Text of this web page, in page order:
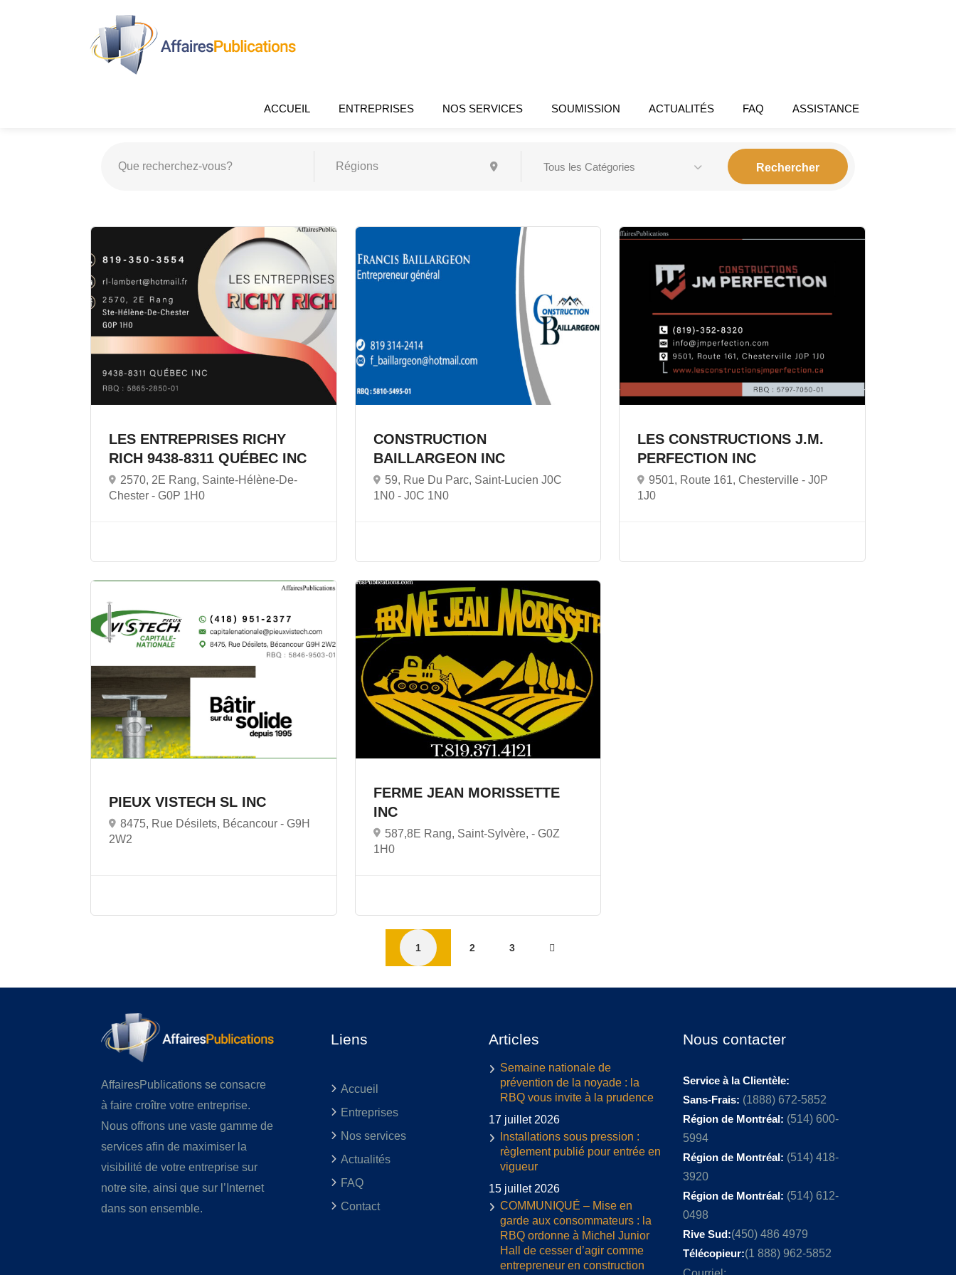
ACCUEIL ENTREPRISES NOS SERVICES SOUMISSION ACTUALITÉS FAQ ASSISTANCE
Tous les Catégories
LES ENTREPRISES RICHY
RICH 9438-8311 QUÉBEC INC
2570, 2E Rang, Sainte-Hélène-De-
Chester - G0P 1H0
CONSTRUCTION
BAILLARGEON INC
59, Rue Du Parc, Saint-Lucien J0C
1N0 - J0C 1N0
LES CONSTRUCTIONS J.M.
PERFECTION INC
9501, Route 161, Chesterville -J0P
1J0
PIEUX VISTECH SL INC
8475, Rue Désilets, Bécancour - G9H
2W2
FERME JEAN MORISSETTE
INC
587,8E Rang, Saint-Sylvère, - G0Z
1H0
1 2 3
AffairesPublications se consacre
à faire croître votre entreprise.
Nous offrons une vaste gamme de
services afin de maximiser la
visibilité de votre entreprise sur
notre site, ainsi que sur l’Internet
dans son ensemble.
Liens
Accueil
Entreprises
Nos services
Actualités
FAQ
Contact
Articles
Semaine nationale de
prévention de la noyade : la
RBQ vous invite à la prudence
17 juillet 2026
Installations sous pression :
règlement publié pour entrée en
vigueur
15 juillet 2026
COMMUNIQUÉ – Mise en
garde aux consommateurs : la
RBQ ordonne à Michel Junior
Hall de cesser d’agir comme
entrepreneur en construction
Nous contacter
Service à la Clientèle:
Sans-Frais: (1888) 672-5852
Région de Montréal: (514) 600-
5994
Région de Montréal: (514) 418-
3920
Région de Montréal: (514) 612-
0498
Rive Sud:(450) 486 4979
Télécopieur:(1 888) 962-5852